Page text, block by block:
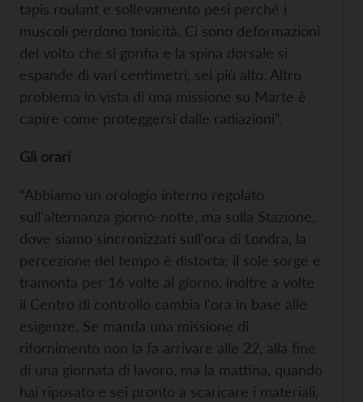
tapis roulant e sollevamento pesi perché i
muscoli perdono tonicità. Ci sono deformazioni
del volto che si gonfia e la spina dorsale si
espande di vari centimetri, sei più alto. Altro
problema in vista di una missione su Marte è
capire come proteggersi dalle radiazioni”.
Gli orari
“Abbiamo un orologio interno regolato
sull'alternanza giorno-notte, ma sulla Stazione,
dove siamo sincronizzati sull'ora di Londra, la
percezione del tempo è distorta: il sole sorge e
tramonta per 16 volte al giorno, inoltre a volte
il Centro di controllo cambia l'ora in base alle
esigenze. Se manda una missione di
rifornimento non la fa arrivare alle 22, alla fine
di una giornata di lavoro, ma la mattina, quando
hai riposato e sei pronto a scaricare i materiali,